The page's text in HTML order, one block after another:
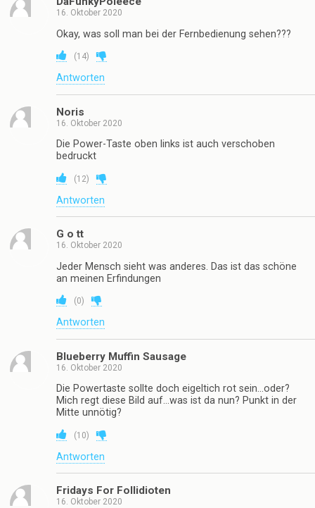
16. Oktober 2020
Okay, was soll man bei der Fernbedienung sehen???
(14)
Antworten
Noris
16. Oktober 2020
Die Power-Taste oben links ist auch verschoben
bedruckt
(12)
Antworten
G o tt
16. Oktober 2020
Jeder Mensch sieht was anderes. Das ist das schöne
an meinen Erfindungen
(0)
Antworten
Blueberry Muffin Sausage
16. Oktober 2020
Die Powertaste sollte doch eigeltich rot sein…oder?
Mich regt diese Bild auf…was ist da nun? Punkt in der
Mitte unnötig?
(10)
Antworten
Fridays For Follidioten
16. Oktober 2020